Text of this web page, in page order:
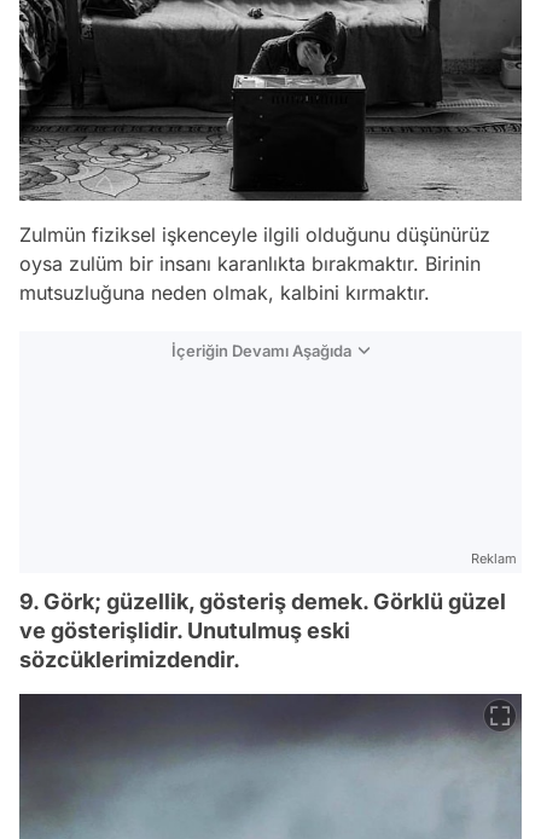
Zulmün fiziksel işkenceyle ilgili olduğunu düşünürüz
oysa zulüm bir insanı karanlıkta bırakmaktır. Birinin
mutsuzluğuna neden olmak, kalbini kırmaktır.
İçeriğin Devamı Aşağıda
Reklam
9. Görk; güzellik, gösteriş demek. Görklü güzel
ve gösterişlidir. Unutulmuş eski
sözcüklerimizdendir.